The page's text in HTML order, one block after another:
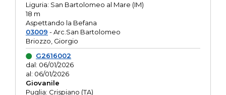
Liguria: San Bartolomeo al Mare (IM)
18 m
Aspettando la Befana
03009 - Arc.San Bartolomeo
Briozzo, Giorgio
G2616002
dal: 06/01/2026
al: 06/01/2026
Giovanile
Puglia: Crispiano (TA)